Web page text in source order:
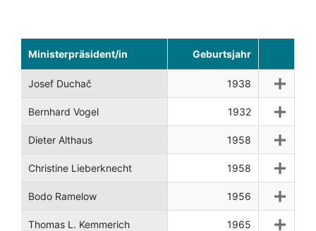
Ministerpräsident/in Geburtsjahr
Josef Duchač 1938
Bernhard Vogel 1932
Dieter Althaus 1958
Christine Lieberknecht 1958
Bodo Ramelow 1956
Thomas L. Kemmerich 1965